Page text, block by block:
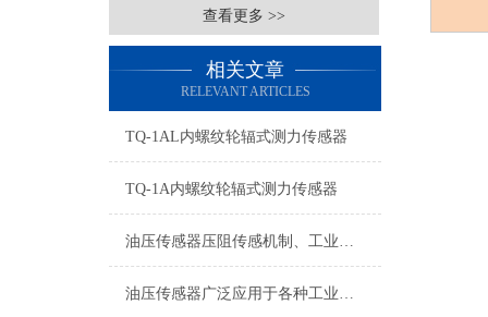
查看更多 >>
相关文章
RELEVANT ARTICLES
TQ-1AL内螺纹轮辐式测力传感器
TQ-1A内螺纹轮辐式测力传感器
油压传感器压阻传感机制、工业工况适配与标准化运维管理
油压传感器广泛应用于各种工业自控环境